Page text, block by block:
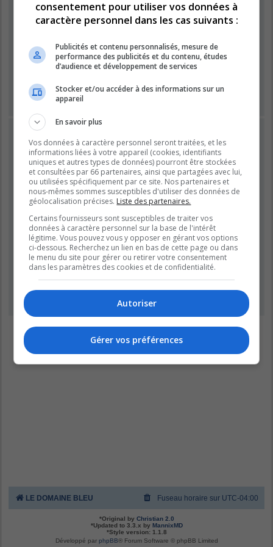
Mot de passe :
Se souvenir de moi
Masquer ma présence lors de cette session
INSCRIPTION
Vous devez être inscrit avant de pouvoir vous connecter.
L’inscription est rapide et vous offre de nombreux avantages.
Les administrateurs du forum peuvent accorder des
fonctionnalités supplémentaires aux utilisateurs inscrits. Avant
de vous inscrire, assurez-vous d’avoir pris connaissance de
nos conditions d’utilisation et de notre politique de
confidentialité. Veuillez également prendre le temps de
consulter attentivement toutes les règles du forum lors de votre
navigation.
Conditions d’utilisation|Politique de confidentialité
Inscription
LE DOMAINE BLEU Fuseau horaire sur UTC-04:00
*Original by Christian 2.0
*Updated to 3.3.x by MannixMD
*Style version: 1.1.8
Développé par phpBB® Forum Software © phpBB Limited
consentement pour utiliser vos données à
caractère personnel dans les cas suivants :
Publicités et contenu personnalisés, mesure de
performance des publicités et du contenu, études
d’audience et développement de services
Stocker et/ou accéder à des informations sur un
appareil
En savoir plus
Vos données à caractère personnel seront traitées, et les
informations liées à votre appareil (cookies, identifiants
uniques et autres types de données) pourront être stockées
et consultées par 66 partenaires, ainsi que partagées avec lui,
ou utilisées spécifiquement par ce site. Nos partenaires et
nous-mêmes sommes susceptibles d'utiliser des données de
géolocalisation précises. Liste des partenaires.
Certains fournisseurs sont susceptibles de traiter vos
données à caractère personnel sur la base de l'intérêt
légitime. Vous pouvez vous y opposer en gérant vos options
ci-dessous. Recherchez un lien en bas de cette page ou dans
le menu du site pour gérer ou retirer votre consentement
dans les paramètres des cookies et de confidentialité.
Autoriser
Gérer vos préférences